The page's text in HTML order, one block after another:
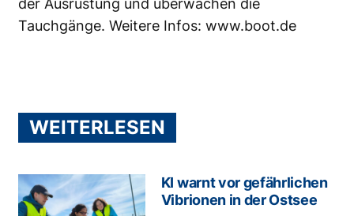
Tauchgänge. Weitere Infos: www.boot.de
WEITERLESEN
KI warnt vor gefährlichen
Vibrionen in der Ostsee